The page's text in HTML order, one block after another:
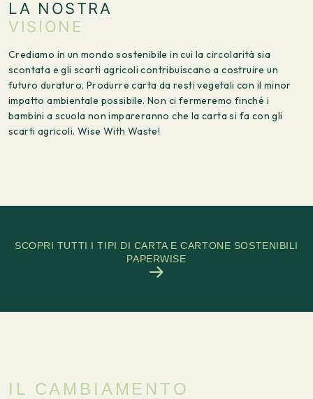
LA NOSTRA
VISIONE
Crediamo in un mondo sostenibile in cui la circolarità sia
scontata e gli scarti agricoli contribuiscano a costruire un
futuro duraturo. Produrre carta da resti vegetali con il minor
impatto ambientale possibile. Non ci fermeremo finché i
bambini a scuola non impareranno che la carta si fa con gli
scarti agricoli. Wise With Waste!
SCOPRI TUTTI I TIPI DI CARTA E CARTONE SOSTENIBILI
PAPERWISE
IL CAMBIAMENTO